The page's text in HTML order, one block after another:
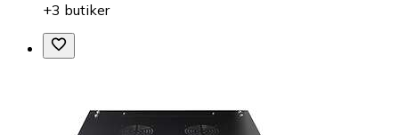
+3 butiker